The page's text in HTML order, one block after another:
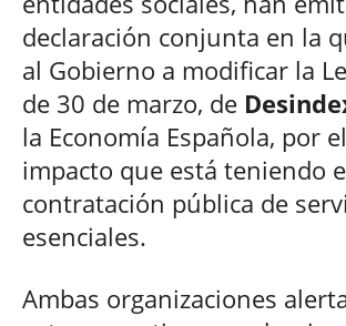
declaración conjunta en la
al Gobierno a modificar la
de 30 de marzo, de
la Economía Española, por
impacto que está teniendo
contratación pública de
esenciales.
Ambas organizaciones